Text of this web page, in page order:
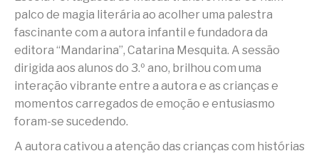
palco de magia literária ao acolher uma palestra
fascinante com a autora infantil e fundadora da
editora “Mandarina”, Catarina Mesquita. A sessão
dirigida aos alunos do 3.º ano, brilhou com uma
interação vibrante entre a autora e as crianças e
momentos carregados de emoção e entusiasmo
foram-se sucedendo.
A autora cativou a atenção das crianças com histórias